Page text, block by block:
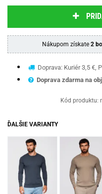
Nákupom získate 2
Doprava: Kuriér 3,5 €,
Doprava zdarma na
Kód produktu:
ĎALŠIE VARIANTY